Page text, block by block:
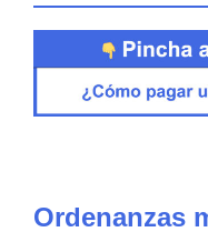
Ordenanzas